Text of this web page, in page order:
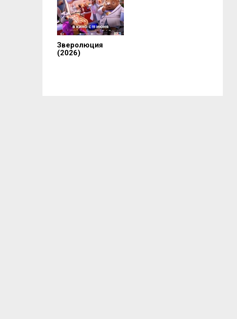
Зверолюция
(2026)